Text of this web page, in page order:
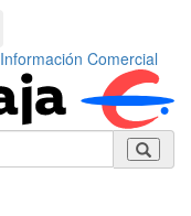
Información Comercial